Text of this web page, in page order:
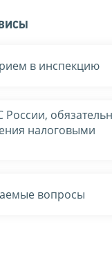
в инспекцию
налоговыми
вопросы